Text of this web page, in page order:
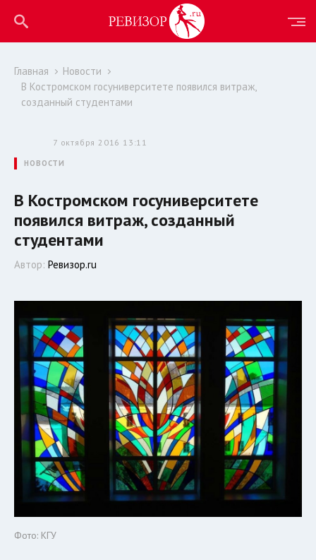
Главная
Новости
В Костромском госуниверситете появился витраж,
созданный студентами
7 октября 2016 13:11
НОВОСТИ
В Костромском госуниверситете
появился витраж, созданный
студентами
Автор: Ревизор.ru
Фото: КГУ